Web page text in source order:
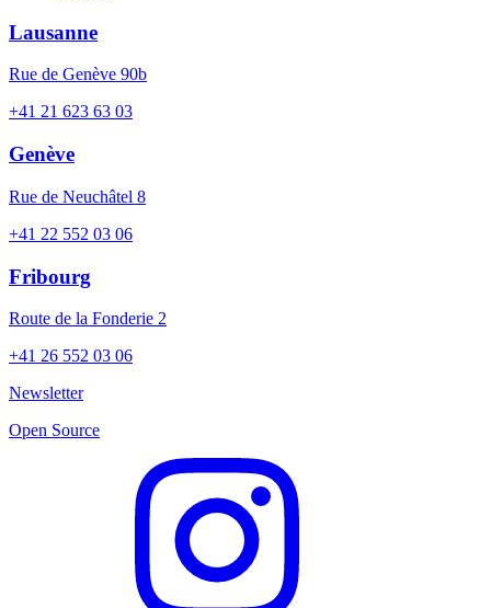
Lausanne
Rue de Genève 90b
+41 21 623 63 03
Genève
Rue de Neuchâtel 8
+41 22 552 03 06
Fribourg
Route de la Fonderie 2
+41 26 552 03 06
Newsletter
Open Source